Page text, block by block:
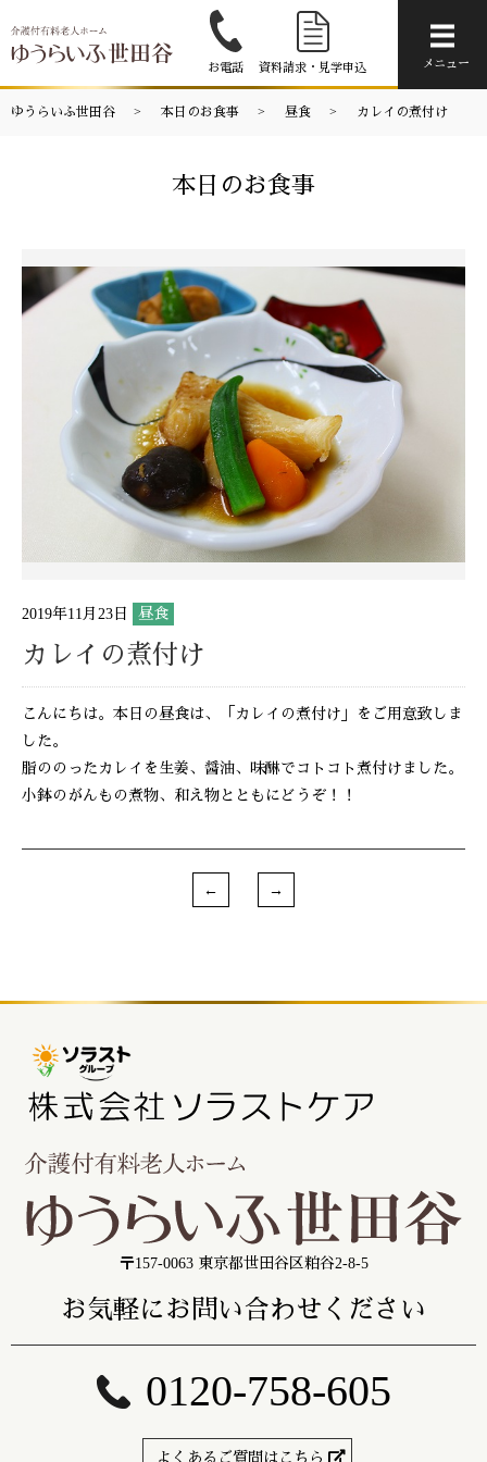
お電話 資料請求・見学申込 メニュー
ゆうらいふ世田谷 本日のお食事 昼食 カレイの煮付け
本日のお食事
2019年11月23日 昼食
カレイの煮付け
こんにちは。本日の昼食は、「カレイの煮付け」をご用意致しま
した。
脂ののったカレイを生姜、醤油、味醂でコトコト煮付けました。
小鉢のがんもの煮物、和え物とともにどうぞ！！
〒157-0063 東京都世田谷区粕谷2-8-5
お気軽にお問い合わせください
0120-758-605
よくあるご質問はこちら